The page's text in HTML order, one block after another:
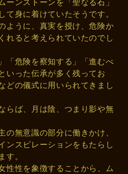
て身に着けていたそうです。
ように、真実を授け、危険か
れると考えられていたのでし
「危険を察知する」「進むべ
いった伝承が多く残ってお
どの儀式に用いられてきまし
らば、月は陰、つまり影や無
の無意識の部分に働きかけ、
ンスピレーションをもたらし
す。
性性を象徴することから、ム